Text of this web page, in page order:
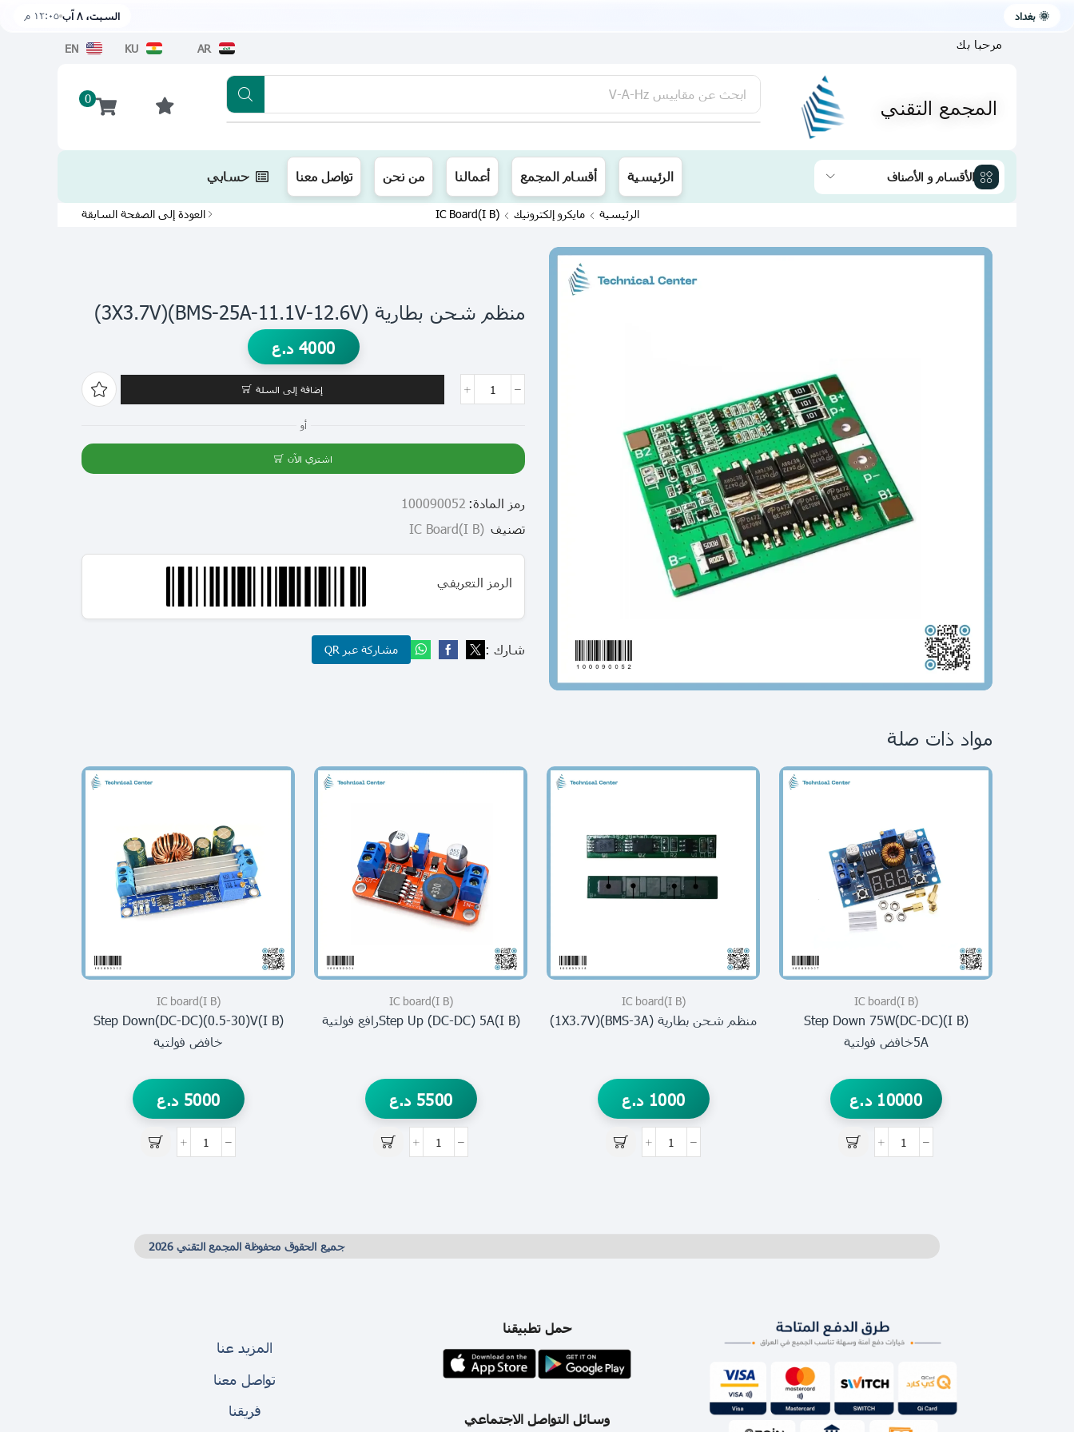
🌞 بغداد السبت، ٨ آب ١٢:٠٥ م
AR
KU
EN مرحبا بك
المجمع التقني 0 ابحث عن مقاييس V-A-Hz
يتوفر لدينا توصيل الى جميع محافظات العراق تطبيقنا متوفر الآن على متجر أبل اضغط
الأقسام و الأصناف الرئيسية أقسام المجمع أعمالنا من نحن تواصل معنا حسابي
الرئيسية مايكرو إلكترونيك (I B)IC Board العودة إلى الصفحة السابقة
منظم شحن بطارية (BMS-25A-11.1V-12.6V)(3X3.7V)
4000 د.ع
إضافة إلى السلة
أو
اشتري الآن
رمز المادة: 100090052
تصنيف (I B)IC Board
الرمز التعريفي
شارك : مشاركة عبر QR
مواد ذات صلة
(I B)IC board
(I B)step Down 75W(DC-DC)
5Aخافض فولتية
10000 د.ع
(I B)IC board
منظم شحن بطارية (BMS-3A)(1X3.7V)
1000 د.ع
(I B)IC board
(I B)step Up (DC-DC) 5Aرافع فولتية
5500 د.ع
(I B)IC board
(I B)step Down(DC-DC)(0.5-30)V
خافض فولتية
5000 د.ع
جميع الحقوق محفوظة المجمع التقني 2026
حمل تطبيقنا
وسائل التواصل الاجتماعي
المزيد عنا
تواصل معنا
فريقنا